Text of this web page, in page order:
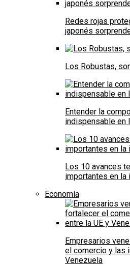
Redes rojas
japonés
Los Robustas,
Entender la
indispensable en
Los 10 avances
importantes en la
Economía
Empresarios
el comercio y las
Venezuela